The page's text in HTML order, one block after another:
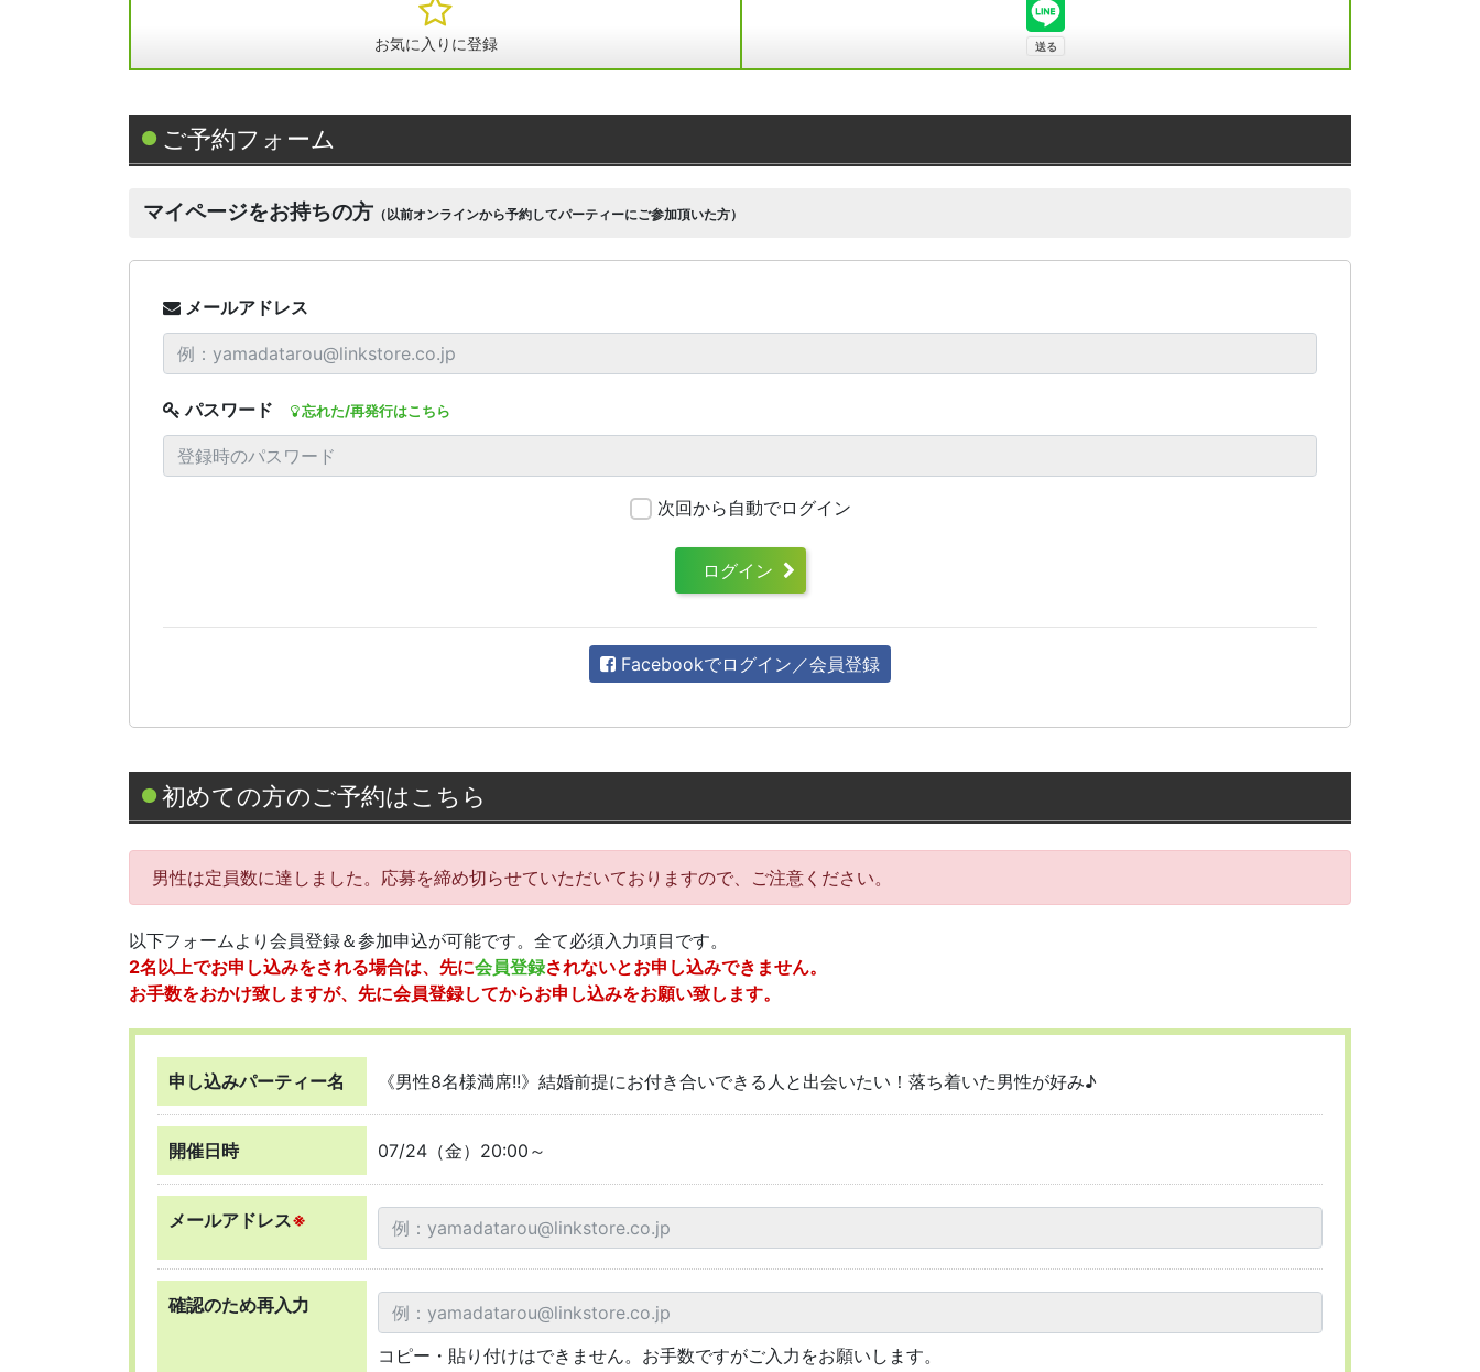
お気に入りに登録
ご予約フォーム
マイページをお持ちの方 （以前オンラインから予約してパーティーにご参加頂いた方）
メールアドレス
パスワード 忘れた/再発行はこちら
次回から自動でログイン
ログイン
Facebookでログイン／会員登録
初めての方のご予約はこちら
男性は定員数に達しました。応募を締め切らせていただいておりますので、ご注意ください。
以下フォームより会員登録＆参加申込が可能です。全て必須入力項目です。
2名以上でお申し込みをされる場合は、先に会員登録されないとお申し込みできません。
お手数をおかけ致しますが、先に会員登録してからお申し込みをお願い致します。
申し込みパーティー名 《男性8名様満席!!》結婚前提にお付き合いできる人と出会いたい！落ち着いた男性が好み♪
開催日時 07/24（金）20:00～
メールアドレス※
確認のため再入力
コピー・貼り付けはできません。お手数ですがご入力をお願いします。